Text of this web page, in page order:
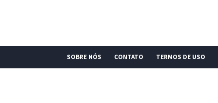
SOBRE NÓS CONTATO TERMOS DE USO